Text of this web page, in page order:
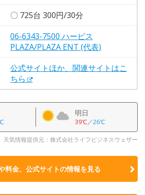
〇 725台 300円/30分
06-6343-7500 ハービス
PLAZA/PLAZA ENT (代表)
公式サイトほか、関連サイトはこ
ちら
明日
39℃／26℃
天気情報提供元：株式会社ライフビジネスウェザー
料金、公式サイトの情報を見る